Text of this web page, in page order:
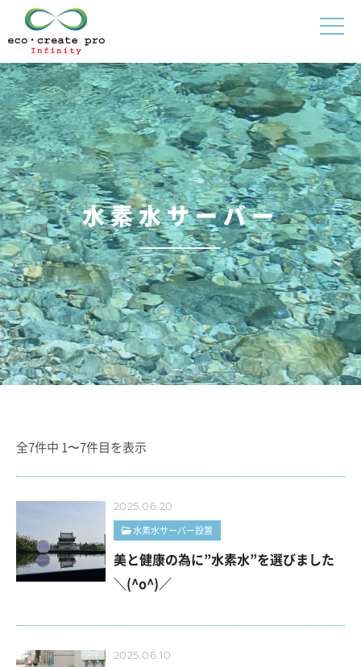
水素水サーバー
全7件中 1〜7件目を表示
2025.06.20
水素水サーバー設置
美と健康の為に”水素水”を選びました
＼(^o^)／
2025.06.10